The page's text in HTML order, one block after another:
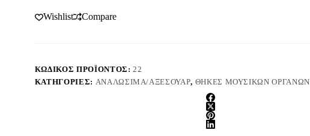
Wishlist Compare
ΚΩΔΙΚΌΣ ΠΡΟΪΌΝΤΟΣ:22
ΚΑΤΗΓΟΡΊΕΣ: ΑΝΑΛΏΣΙΜΑ/ΑΞΕΣΟΥΆΡ, ΘΉΚΕΣ ΜΟΥΣΙΚΏΝ ΟΡΓΆΝΩΝ